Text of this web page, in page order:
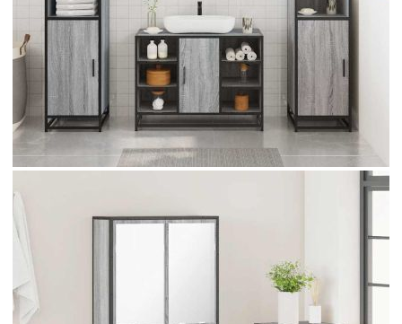
В наличност: 2 бр.
Време за доставка: 5 до 9 дни
Безплатна доставка до адрес при плащане по банков път
Материал:
EAN code:
Максимален капацитет на теглото
35 x 37,5 x 100 см (Ш x Д x
Размери на шкафа за мивка за баня:
80 x 33 x 60 см (Ш x Д x В)